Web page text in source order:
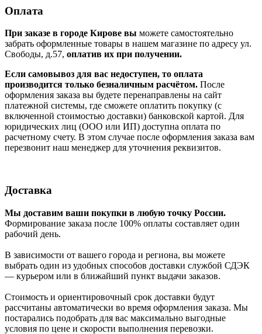
Оплата
При заказе в городе Кирове вы можете самостоятельно
забрать оформленные товары в нашем магазине по адресу ул.
Свободы, д.57, оплатив их при получении.
Если самовывоз для вас недоступен, то оплата
производится только безналичным расчётом. После
оформления заказа вы будете перенаправлены на сайт
платежной системы, где сможете оплатить покупку (с
включенной стоимостью доставки) банковской картой. Для
юридических лиц (ООО или ИП) доступна оплата по
расчетному счету. В этом случае после оформления заказа вам
перезвонит наш менеджер для уточнения реквизитов.
Доставка
Мы доставим ваши покупки в любую точку России.
Формирование заказа после 100% оплаты составляет один
рабочий день.
В зависимости от вашего города и региона, вы можете
выбрать один из удобных способов доставки службой СДЭК
— курьером или в ближайший пункт выдачи заказов.
Стоимость и ориентировочный срок доставки будут
рассчитаны автоматически во время оформления заказа. Мы
постарались подобрать для вас максимально выгодные
условия по цене и скорости выполнения перевозки.